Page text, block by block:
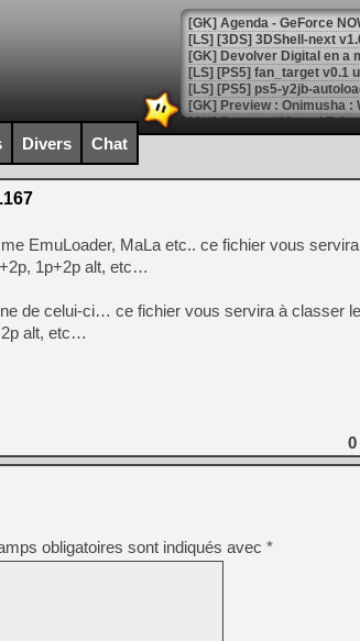
[GK] Agenda - GeForce
[GK] Devolver Digital en a
[LS] [PS5] ps5-y2jb-
[GK] Pourquoi Marvel
[GK] Test : Restory : Chill
[GK] GTA 6 : Rockstar
[GK] Hot Wheels Infinite
[GK] Mémoire cash -
[GK] Résultats Nintendo :
[GK] Déjà des
[Mo5] Brickboy cherche à
[GK] Minecraft et ses «
[GK] Beast of
[GK] Ubisoft : fin de partie
[GK] Mémoire cash -
[GK] Dan Houser (GTA)
[GK] Comment EA Sports
[GK] Crimson Moon : un
[GK] Isle of Reveries : le
[GK] Moonlighter 2 : The
[GK] Capcom relance
[Mo5] Deux inédits du
[GK] Le beat'em up The
[GK] Endless Legend 2 :
Divers Chat
EmuLoader, MaLa etc.. ce fichier vous
1p+2p alt, etc…
de celui-ci… ce fichier vous servira à classer
alt, etc…
0
obligatoires sont indiqués avec *